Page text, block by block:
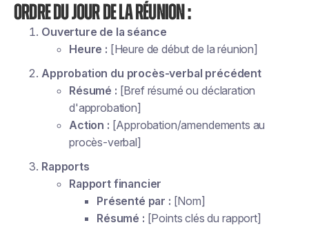
Ordre du jour de la réunion :
Ouverture de la séance
Heure : [Heure de début de la réunion]
Approbation du procès-verbal précédent
Résumé : [Bref résumé ou déclaration
d'approbation]
Action : [Approbation/amendements au
procès-verbal]
Rapports
Rapport financier
Présenté par : [Nom]
Résumé : [Points clés du rapport]